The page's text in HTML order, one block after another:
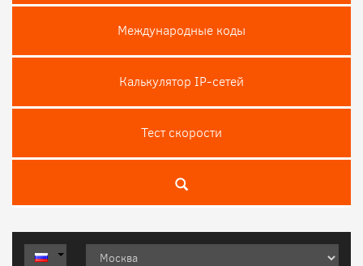
Международные коды
Калькулятор IP-сетей
Тест скороcти